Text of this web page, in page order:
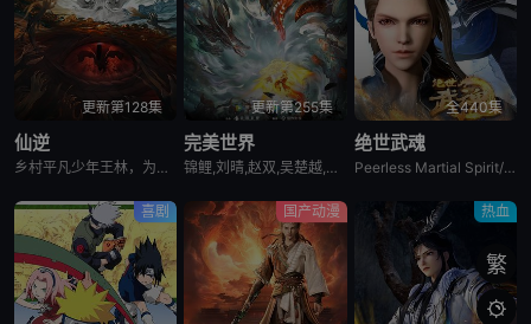
第63集 第64集 第65集
第66集 第67集 第68集
第69集 第70集 第71集
第72集 第73集 第74集
第75集 第76集 第77集
更新第128集
仙逆
乡村平凡少年王林，为了心中不屈的信念踏入仙门修行，克服天资不足的困境，逆流而上，积极面对苦难与挑战，不断突破自我，最终将命运始终牢牢地把握在自己手中！
更新第255集
完美世界
锦鲤,刘晴,赵双,吴楚越,阎么么,宣晓鸣
全440集
绝世武魂
Peerless Martial Spirit/A Paragon of Wu hun
喜剧 国产动漫 热血
繁
